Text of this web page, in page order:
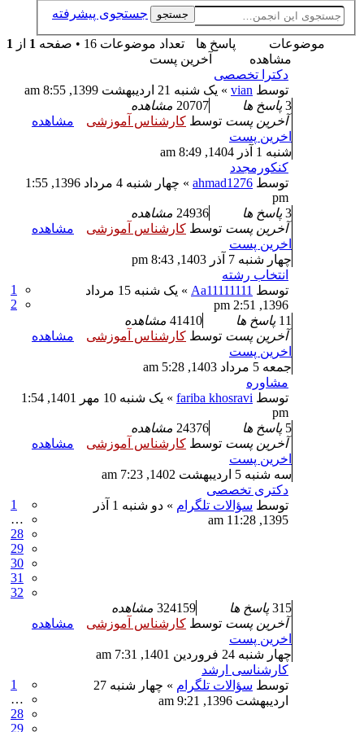
جستجو جستجوی پیشرفته
تعداد موضوعات 16 • صفحه 1 از 1 موضوعات
پاسخ ها
مشاهده
آخرین پست
دکترا تخصصی
توسط vian » یک شنبه 21 اردیبهشت 1399, 8:55 am
3 پاسخ ها 20707 مشاهده
آخرین پست توسط کارشناس آموزشی
مشاهده
اخرین پست
شنبه 1 آذر 1404, 8:49 am
کنکورمجدد
توسط ahmad1276
» چهار شنبه 4 مرداد 1396, 1:55
pm
3 پاسخ ها 24936 مشاهده
آخرین پست توسط کارشناس آموزشی
مشاهده
اخرین پست
چهار شنبه 7 آذر 1403, 8:43 pm
انتخاب رشته
1
2
توسط Aa11111111
» یک شنبه 15 مرداد
1396, 2:51 pm
11 پاسخ ها 41410 مشاهده
آخرین پست توسط کارشناس آموزشی
مشاهده
اخرین پست
جمعه 5 مرداد 1403, 5:28 am
مشاوره
توسط fariba khosravi
» یک شنبه 10 مهر 1401, 1:54
pm
5 پاسخ ها 24376 مشاهده
آخرین پست توسط کارشناس آموزشی
مشاهده
اخرین پست
سه شنبه 5 اردیبهشت 1402, 7:23 am
دکتری تخصصی
1
…
28
29
30
31
32
توسط سؤالات تلگرام
» دو شنبه 1 آذر
1395, 11:28 am
315 پاسخ ها 324159 مشاهده
آخرین پست توسط کارشناس آموزشی
مشاهده
اخرین پست
چهار شنبه 24 فروردین 1401, 7:31 am
کارشناسی ارشد
1
…
28
29
توسط سؤالات تلگرام
» چهار شنبه 27
اردیبهشت 1396, 9:21 am